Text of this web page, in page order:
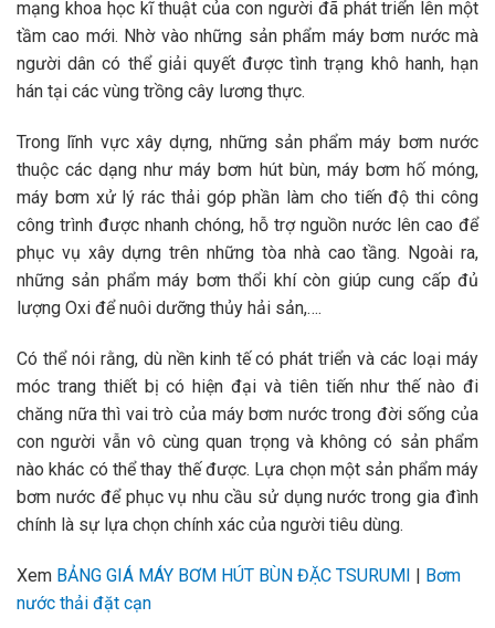
mạng khoa học kĩ thuật của con người đã phát triển lên một
tầm cao mới. Nhờ vào những sản phẩm máy bơm nước mà
người dân có thể giải quyết được tình trạng khô hanh, hạn
hán tại các vùng trồng cây lương thực.
Trong lĩnh vực xây dựng, những sản phẩm máy bơm nước
thuộc các dạng như máy bơm hút bùn, máy bơm hố móng,
máy bơm xử lý rác thải góp phần làm cho tiến độ thi công
công trình được nhanh chóng, hỗ trợ nguồn nước lên cao để
phục vụ xây dựng trên những tòa nhà cao tầng. Ngoài ra,
những sản phẩm máy bơm thổi khí còn giúp cung cấp đủ
lượng Oxi để nuôi dưỡng thủy hải sản,….
Có thể nói rằng, dù nền kinh tế có phát triển và các loại máy
móc trang thiết bị có hiện đại và tiên tiến như thế nào đi
chăng nữa thì vai trò của máy bơm nước trong đời sống của
con người vẫn vô cùng quan trọng và không có sản phẩm
nào khác có thể thay thế được. Lựa chọn một sản phẩm máy
bơm nước để phục vụ nhu cầu sử dụng nước trong gia đình
chính là sự lựa chọn chính xác của người tiêu dùng.
Xem BẢNG GIÁ MÁY BƠM HÚT BÙN ĐẶC TSURUMI | Bơm
nước thải đặt cạn